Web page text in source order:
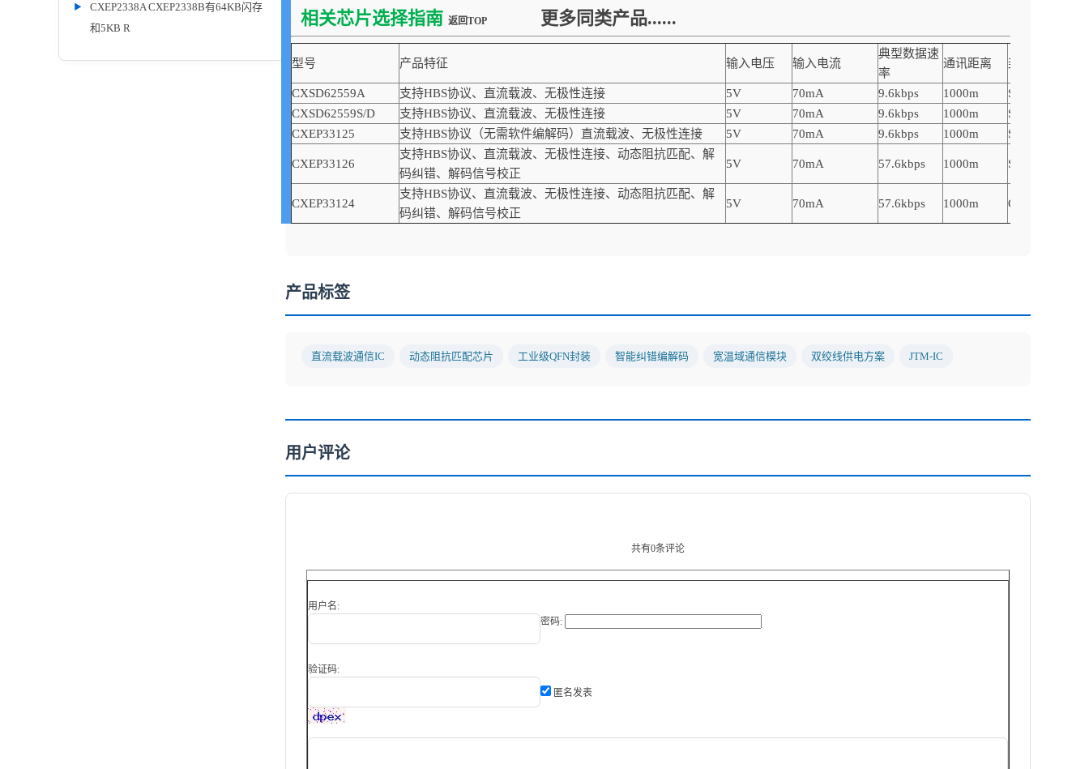
CXEP2338A CXEP2338B有64KB闪存
和5KB R
相关芯片选择指南 返回TOP 更多同类产品......
型号 产品特征 输入电压 输入电流
典型数据速
率
通讯距离 封装
CXSD62559A 支持HBS协议、 直流载波、无极性连接 5V 70mA 9.6kbps 1000m
SOP16
CXSD62559S/D
支持HBS协议、 直流载波、无极性连接 5V 70mA 9.6kbps 1000m
SOP16DIP16
CXEP33125
支持HBS协议（无需软件编解码） 直流载波、无极性连接 5V 70mA 9.6kbps 1000m SOP16
CXEP33126
支持HBS协议、 直流载波、无极性连接、动态阻抗匹配、解
码纠错、解码信号校正
5V 70mA 57.6kbps 1000m SOP16
CXEP33124
支持HBS协议、 直流载波、无极性连接、动态阻抗匹配、解
码纠错、解码信号校正
5V 70mA 57.6kbps 1000m QFN3*3-16
产品标签
直流载波通信IC 动态阻抗匹配芯片 工业级QFN封装 智能纠错编解码 宽温域通信模块 双绞线供电方案 JTM-IC
用户评论
共有0条评论
用户名:
密码:
验证码:
匿名发表